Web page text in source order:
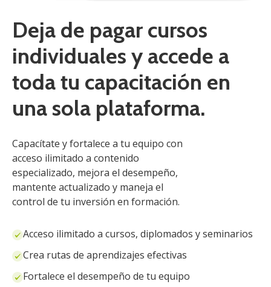
Deja de pagar cursos
individuales y accede a
toda tu capacitación en
una sola plataforma.
Capacítate y fortalece a tu equipo con
acceso ilimitado a contenido
especializado, mejora el desempeño,
mantente actualizado y maneja el
control de tu inversión en formación.
Acceso ilimitado a cursos, diplomados y seminarios
Crea rutas de aprendizajes efectivas
Fortalece el desempeño de tu equipo